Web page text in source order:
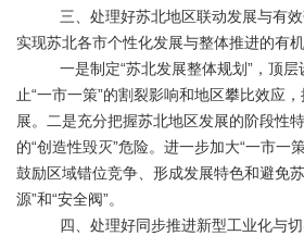
三、处理好苏北地区联动发展与有效
实现苏北各市个性化发展与整体推进的有
一是制定“苏北发展整体规划”，顶层
止“一市一策”的割裂影响和地区攀比效应
展。二是充分把握苏北地区发展的阶段性
的“创造性毁灭”危险。进一步加大“一市一
鼓励区域错位竞争、形成发展特色和避免
源”和“安全阀”。
四、处理好同步推进新型工业化与切